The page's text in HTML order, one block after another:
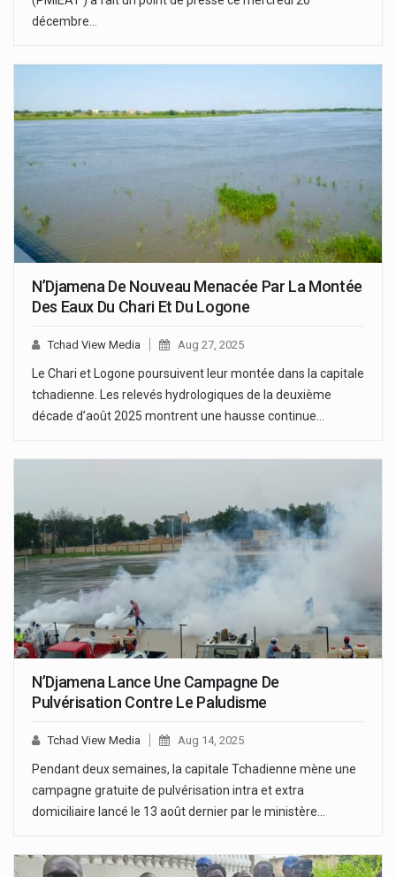
décembre…
N’Djamena De Nouveau Menacée Par La Montée
Des Eaux Du Chari Et Du Logone
Tchad View Media Aug 27, 2025
Le Chari et Logone poursuivent leur montée dans la capitale
tchadienne. Les relevés hydrologiques de la deuxième
décade d’août 2025 montrent une hausse continue…
N’Djamena Lance Une Campagne De
Pulvérisation Contre Le Paludisme
Tchad View Media Aug 14, 2025
Pendant deux semaines, la capitale Tchadienne mène une
campagne gratuite de pulvérisation intra et extra
domiciliaire lancé le 13 août dernier par le ministère…